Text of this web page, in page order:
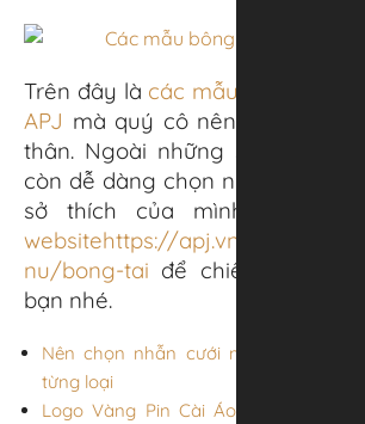
Trên đây là các mẫu bông tai
APJ mà quý cô nên biết để làm
thân. Ngoài những sản phẩm
còn dễ dàng chọn những kiểu
sở thích của mình. Hãy
websitehttps://apj.vn/danh-muc/
nu/bong-tai để chiêm ngưỡng
bạn nhé.
Nên chọn nhẫn cưới mỏng hay
từng loại
Logo Vàng Pin Cài Áo 24K Mạ Vàng